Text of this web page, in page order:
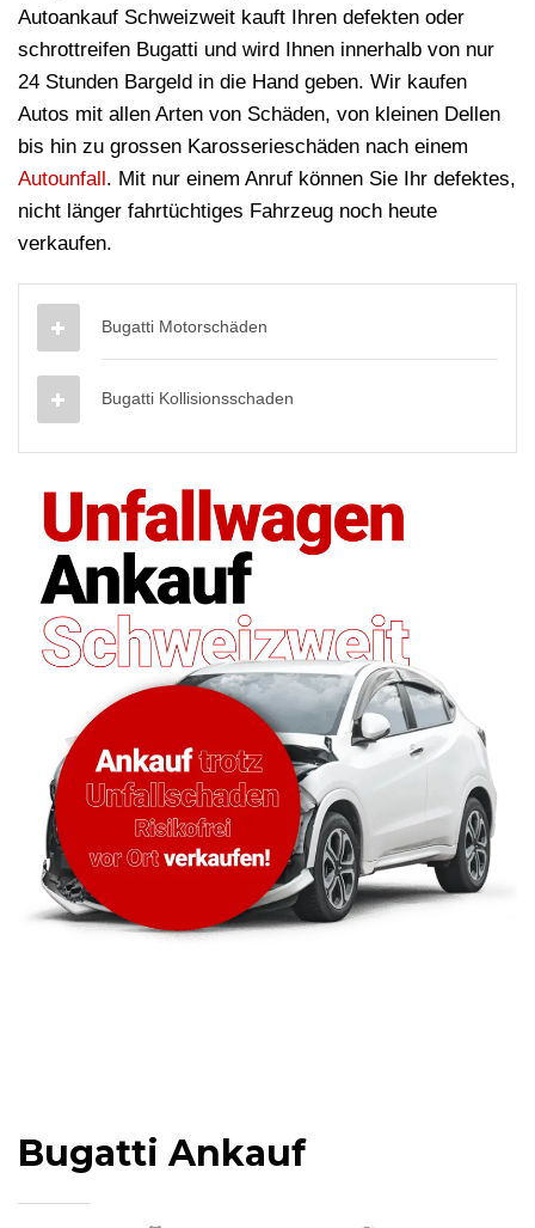
Autoankauf Schweizweit kauft Ihren defekten oder
schrottreifen Bugatti und wird Ihnen innerhalb von nur
24 Stunden Bargeld in die Hand geben. Wir kaufen
Autos mit allen Arten von Schäden, von kleinen Dellen
bis hin zu grossen Karosserieschäden nach einem
Autounfall. Mit nur einem Anruf können Sie Ihr defektes,
nicht länger fahrtüchtiges Fahrzeug noch heute
verkaufen.
Bugatti Motorschäden
Bugatti Kollisionsschaden
Bugatti Ankauf